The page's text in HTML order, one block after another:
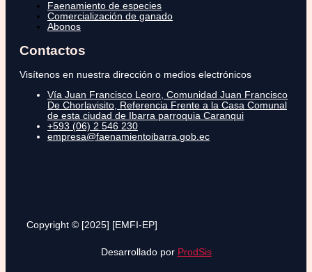
Faenamiento de especies
Comercialización de ganado
Abonos
Contactos
Visítenos en nuestra dirección o medios electrónicos
Vía Juan Francisco Leoro, Comunidad Juan Francisco
De Chorlavisito, Referencia Frente a la Casa Comunal
de esta ciudad de Ibarra parroquia Caranqui
+593 (06) 2 546 230
empresa@faenamientoibarra.gob.ec
Copyright © [2025] [EMFI-EP]
Desarrollado por ProdSis